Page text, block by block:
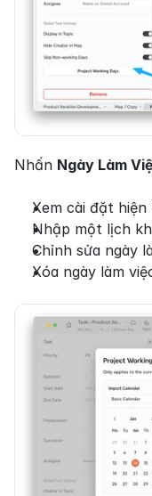
Nhấn Ngày Làm
Xem cài đặt hiện
Nhập một lịch
Chỉnh sửa ngày
Xóa ngày làm